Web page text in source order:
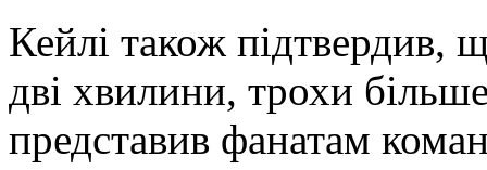
Кейлі також підтвердив,
дві хвилини, трохи
представив фанатам